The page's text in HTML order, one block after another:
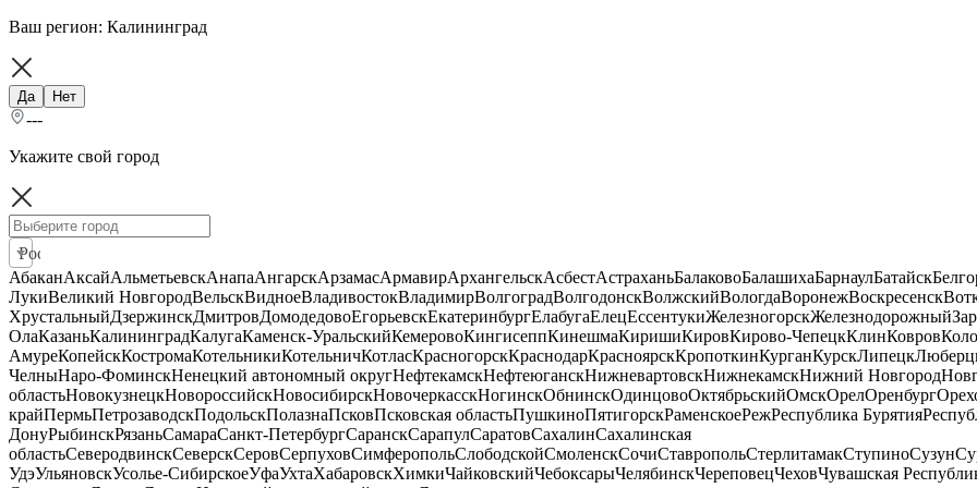
Ваш регион: Калининград
Да Нет
---
Укажите свой город
Россия
АбаканАксайАльметьевскАнапаАнгарскАрзамасАрмавирАрхангельскАсбестАстраханьБалаковоБалашихаБарнаулБатайск
ЛукиВеликий НовгородВельскВидноеВладивостокВладимирВолгоградВолгодонскВолжскийВологдаВоронежВоскресенск
ХрустальныйДзержинскДмитровДомодедовоЕгорьевскЕкатеринбургЕлабугаЕлецЕссентукиЖелезногорскЖелезнодорожный
ОлаКазаньКалининградКалугаКаменск-УральскийКемеровоКингисеппКинешмаКиришиКировКирово-ЧепецкКлинКовров
АмуреКопейскКостромаКотельникиКотельничКотласКрасногорскКраснодарКрасноярскКропоткинКурганКурскЛипецк
ЧелныНаро-ФоминскНенецкий автономный округНефтекамскНефтеюганскНижневартовскНижнекамскНижний Новгород
областьНовокузнецкНовороссийскНовосибирскНовочеркасскНогинскОбнинскОдинцовоОктябрьскийОмскОрелОренбург
крайПермьПетрозаводскПодольскПолазнаПсковПсковская областьПушкиноПятигорскРаменскоеРежРеспублика Бурятия
ДонуРыбинскРязаньСамараСанкт-ПетербургСаранскСарапулСаратовСахалинСахалинская
областьСеверодвинскСеверскСеровСерпуховСимферопольСлободскойСмоленскСочиСтавропольСтерлитамакСтупиноСузун
УдэУльяновскУсолье-СибирскоеУфаУхтаХабаровскХимкиЧайковскийЧебоксарыЧелябинскЧереповецЧеховЧувашская